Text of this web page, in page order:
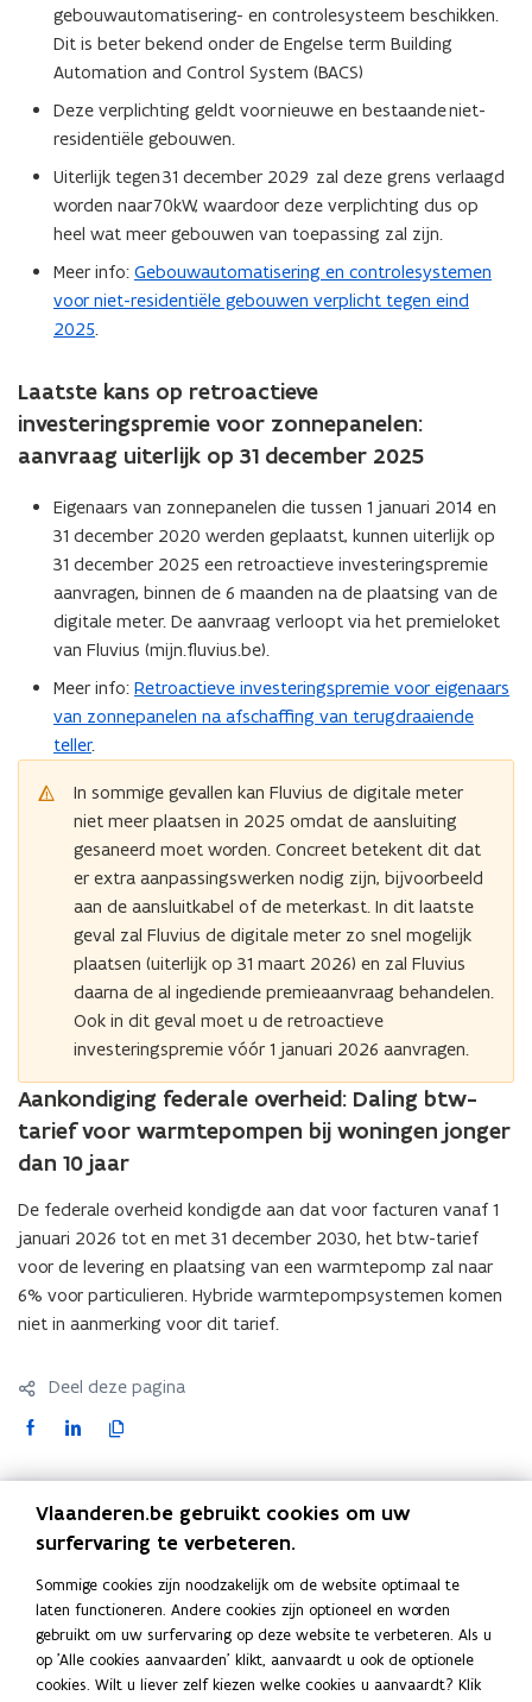
n
i
e
u
w
e
n
s
t
e
gebouwautomatisering- en controlesysteem beschikken.
Dit is beter bekend onder de Engelse term Building
Automation and Control System (BACS)
Deze verplichting geldt voor nieuwe en bestaande niet-
residentiële gebouwen.
Uiterlijk tegen 31 december 2029 zal deze grens verlaagd
worden naar 70kW, waardoor deze verplichting dus op
heel wat meer gebouwen van toepassing zal zijn.
Meer info: Gebouwautomatisering en controlesystemen
voor niet-residentiële gebouwen verplicht tegen eind
2025.
Laatste kans op retroactieve
investeringspremie voor zonnepanelen:
aanvraag uiterlijk op 31 december 2025
Eigenaars van zonnepanelen die tussen 1 januari 2014 en
31 december 2020 werden geplaatst, kunnen uiterlijk op
31 december 2025 een retroactieve investeringspremie
aanvragen, binnen de 6 maanden na de plaatsing van de
digitale meter. De aanvraag verloopt via het premieloket
van Fluvius (mijn.fluvius.be).
Meer info: Retroactieve investeringspremie voor eigenaars
van zonnepanelen na afschaffing van terugdraaiende
teller.
In sommige gevallen kan Fluvius de digitale meter
niet meer plaatsen in 2025 omdat de aansluiting
gesaneerd moet worden. Concreet betekent dit dat
er extra aanpassingswerken nodig zijn, bijvoorbeeld
aan de aansluitkabel of de meterkast. In dit laatste
geval zal Fluvius de digitale meter zo snel mogelijk
plaatsen (uiterlijk op 31 maart 2026) en zal Fluvius
daarna de al ingediende premieaanvraag behandelen.
Ook in dit geval moet u de retroactieve
investeringspremie vóór 1 januari 2026 aanvragen.
Aankondiging federale overheid: Daling btw-
tarief voor warmtepompen bij woningen jonger
dan 10 jaar
De federale overheid kondigde aan dat voor facturen vanaf 1
januari 2026 tot en met 31 december 2030, het btw-tarief
voor de levering en plaatsing van een warmtepomp zal naar
6% voor particulieren. Hybride warmtepompsystemen komen
niet in aanmerking voor dit tarief.
Deel deze pagina
F
c
L
n
k
e
i
o
p
K
p
i
e
r
i
n
Blijf op de hoogte
VEKA-nieuwsbrieven
Snel naar
EPB-pedia voor professionelen
Vlaanderen.be gebruikt cookies om uw
surfervaring te verbeteren.
Sommige cookies zijn noodzakelijk om de website optimaal te
laten functioneren. Andere cookies zijn optioneel en worden
gebruikt om uw surfervaring op deze website te verbeteren. Als u
op 'Alle cookies aanvaarden' klikt, aanvaardt u ook de optionele
cookies. Wilt u liever zelf kiezen welke cookies u aanvaardt? Klik